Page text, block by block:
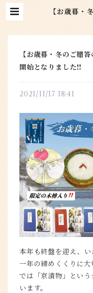
【お歳暮・
【お歳暮・冬のご贈
開始となりました‼️
2021/11/17 18:41
本年も終盤を迎え、い
一年の締めくくりに
では「京漬物」とい
います。